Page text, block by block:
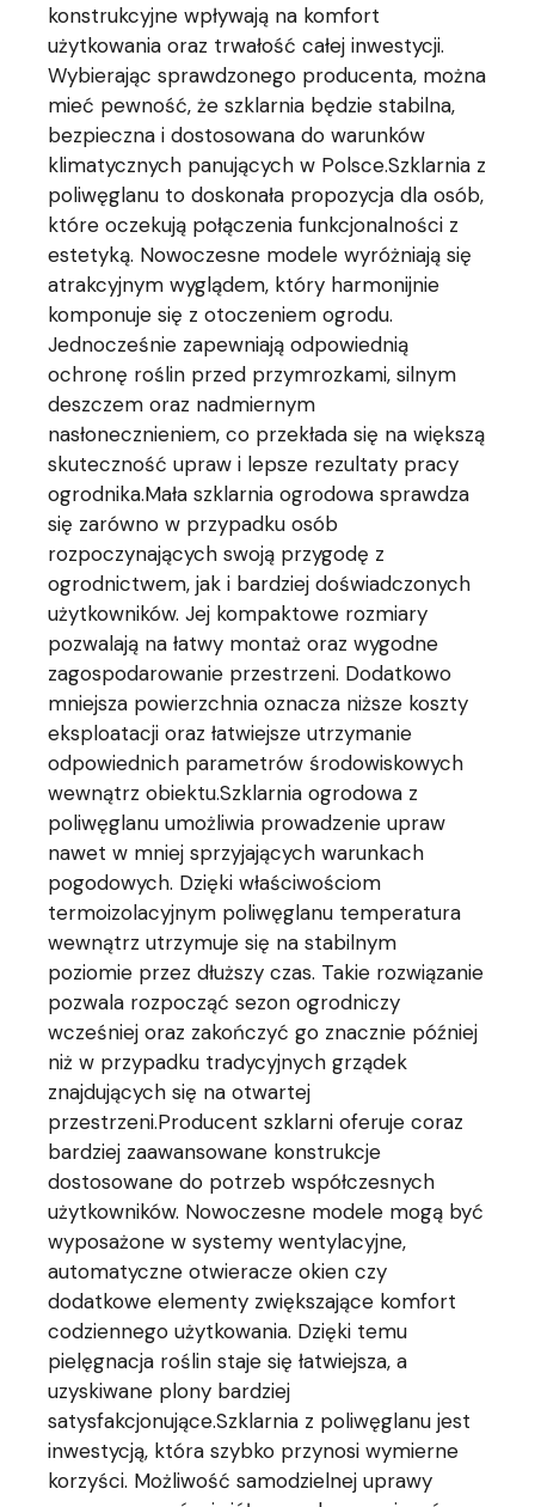
konstrukcyjne wpływają na komfort
użytkowania oraz trwałość całej inwestycji.
Wybierając sprawdzonego producenta, można
mieć pewność, że szklarnia będzie stabilna,
bezpieczna i dostosowana do warunków
klimatycznych panujących w Polsce.Szklarnia z
poliwęglanu to doskonała propozycja dla osób,
które oczekują połączenia funkcjonalności z
estetyką. Nowoczesne modele wyróżniają się
atrakcyjnym wyglądem, który harmonijnie
komponuje się z otoczeniem ogrodu.
Jednocześnie zapewniają odpowiednią
ochronę roślin przed przymrozkami, silnym
deszczem oraz nadmiernym
nasłonecznieniem, co przekłada się na większą
skuteczność upraw i lepsze rezultaty pracy
ogrodnika.Mała szklarnia ogrodowa sprawdza
się zarówno w przypadku osób
rozpoczynających swoją przygodę z
ogrodnictwem, jak i bardziej doświadczonych
użytkowników. Jej kompaktowe rozmiary
pozwalają na łatwy montaż oraz wygodne
zagospodarowanie przestrzeni. Dodatkowo
mniejsza powierzchnia oznacza niższe koszty
eksploatacji oraz łatwiejsze utrzymanie
odpowiednich parametrów środowiskowych
wewnątrz obiektu.Szklarnia ogrodowa z
poliwęglanu umożliwia prowadzenie upraw
nawet w mniej sprzyjających warunkach
pogodowych. Dzięki właściwościom
termoizolacyjnym poliwęglanu temperatura
wewnątrz utrzymuje się na stabilnym
poziomie przez dłuższy czas. Takie rozwiązanie
pozwala rozpocząć sezon ogrodniczy
wcześniej oraz zakończyć go znacznie później
niż w przypadku tradycyjnych grządek
znajdujących się na otwartej
przestrzeni.Producent szklarni oferuje coraz
bardziej zaawansowane konstrukcje
dostosowane do potrzeb współczesnych
użytkowników. Nowoczesne modele mogą być
wyposażone w systemy wentylacyjne,
automatyczne otwieracze okien czy
dodatkowe elementy zwiększające komfort
codziennego użytkowania. Dzięki temu
pielęgnacja roślin staje się łatwiejsza, a
uzyskiwane plony bardziej
satysfakcjonujące.Szklarnia z poliwęglanu jest
inwestycją, która szybko przynosi wymierne
korzyści. Możliwość samodzielnej uprawy